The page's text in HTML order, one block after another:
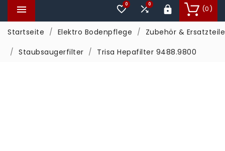
 (0)

0
0
Startseite Elektro Bodenpflege
Zubehör & Ersatzteile
Staubsaugerfilter
Trisa Hepafilter 9488.9800